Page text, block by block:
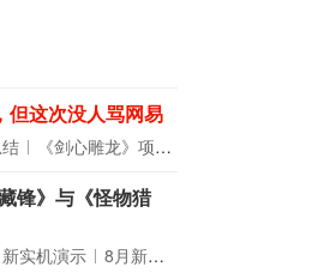
但这次没人骂网易
《剑心雕龙》项目宣布解散
锋》与《怪物猎
实机演示 8月新游前瞻：《诡秘之主》领衔